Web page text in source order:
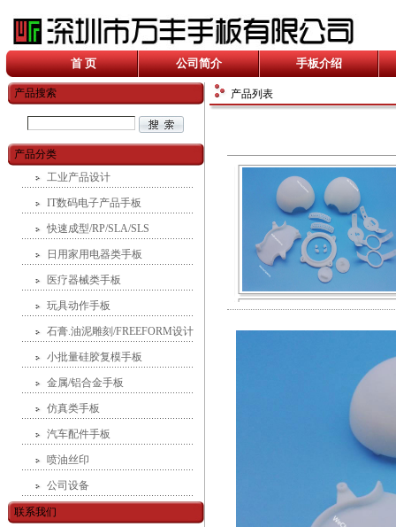
首 页 公司简介 手板介绍
产品列表
产品搜索
产品分类
工业产品设计
IT数码电子产品手板
快速成型/RP/SLA/SLS
日用家用电器类手板
医疗器械类手板
玩具动作手板
石膏.油泥雕刻/FREEFORM设计
小批量硅胶复模手板
金属/铝合金手板
仿真类手板
汽车配件手板
喷油丝印
公司设备
联系我们